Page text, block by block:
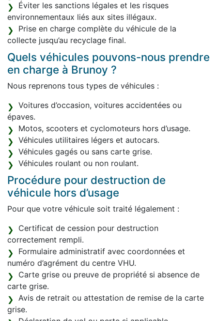
Éviter les sanctions légales et les risques
environnementaux liés aux sites illégaux.
Prise en charge complète du véhicule de la
collecte jusqu’au recyclage final.
Quels véhicules pouvons-nous prendre
en charge à Brunoy ?
Nous reprenons tous types de véhicules :
Voitures d’occasion, voitures accidentées ou
épaves.
Motos, scooters et cyclomoteurs hors d’usage.
Véhicules utilitaires légers et autocars.
Véhicules gagés ou sans carte grise.
Véhicules roulant ou non roulant.
Procédure pour destruction de
véhicule hors d’usage
Pour que votre véhicule soit traité légalement :
Certificat de cession pour destruction
correctement rempli.
Formulaire administratif avec coordonnées et
numéro d’agrément du centre VHU.
Carte grise ou preuve de propriété si absence de
carte grise.
Avis de retrait ou attestation de remise de la carte
grise.